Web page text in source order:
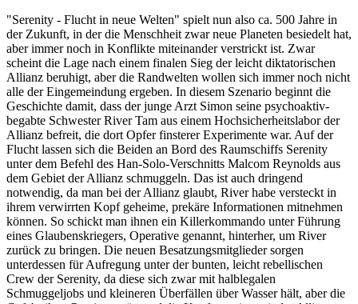
"Serenity - Flucht in neue Welten" spielt nun also ca. 500 Jahre in
der Zukunft, in der die Menschheit zwar neue Planeten besiedelt hat,
aber immer noch in Konflikte miteinander verstrickt ist. Zwar
scheint die Lage nach einem finalen Sieg der leicht diktatorischen
Allianz beruhigt, aber die Randwelten wollen sich immer noch nicht
alle der Eingemeindung ergeben. In diesem Szenario beginnt die
Geschichte damit, dass der junge Arzt Simon seine psychoaktiv-
begabte Schwester River Tam aus einem Hochsicherheitslabor der
Allianz befreit, die dort Opfer finsterer Experimente war. Auf der
Flucht lassen sich die Beiden an Bord des Raumschiffs Serenity
unter dem Befehl des Han-Solo-Verschnitts Malcom Reynolds aus
dem Gebiet der Allianz schmuggeln. Das ist auch dringend
notwendig, da man bei der Allianz glaubt, River habe versteckt in
ihrem verwirrten Kopf geheime, prekäre Informationen mitnehmen
können. So schickt man ihnen ein Killerkommando unter Führung
eines Glaubenskriegers, Operative genannt, hinterher, um River
zurück zu bringen. Die neuen Besatzungsmitglieder sorgen
unterdessen für Aufregung unter der bunten, leicht rebellischen
Crew der Serenity, da diese sich zwar mit halblegalen
Schmuggeljobs und kleineren Überfällen über Wasser hält, aber die